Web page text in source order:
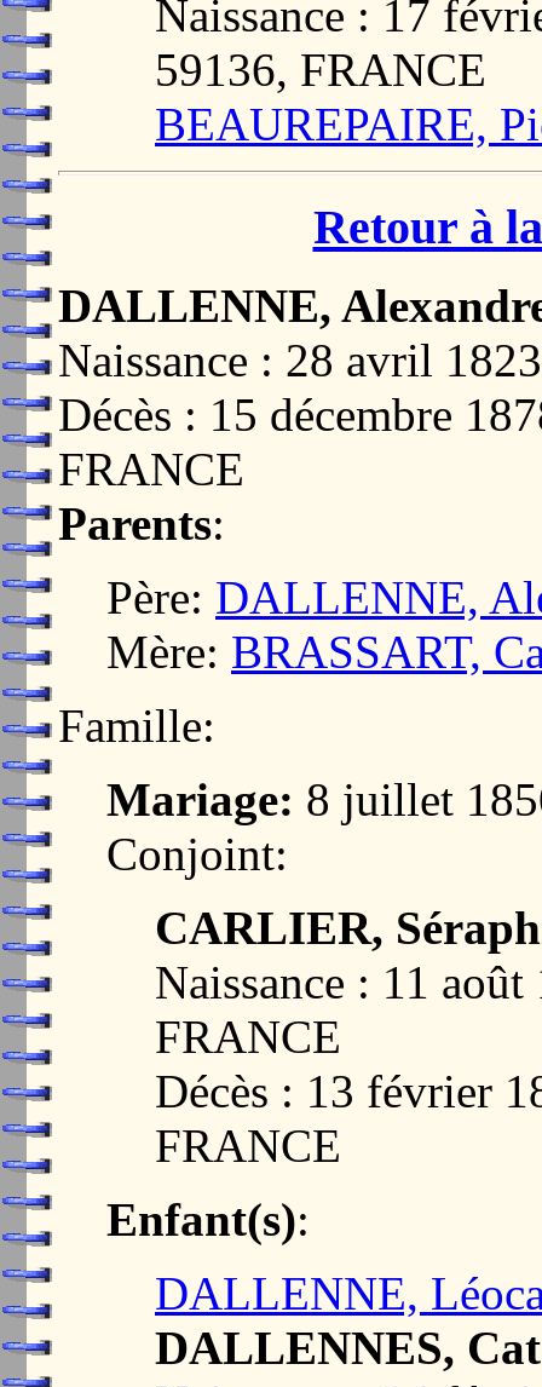
Naissance : 17
59136, FRANCE
BEAUREPAIRE,
Retour à
DALLENNE,
Naissance : 28 avril
Décès : 15 décembre
FRANCE
Parents:
Père: DALLENNE,
Mère: BRASSART,
Famille:
Mariage: 8 juillet
Conjoint:
CARLIER,
Naissance : 11
FRANCE
Décès : 13 février
FRANCE
Enfant(s):
DALLENNE,
DALLENNES,